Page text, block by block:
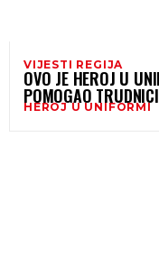
VIJESTI REGIJA
OVO JE HEROJ U
POMOGAO TRUDNICI
HEROJ U UNIFORMI